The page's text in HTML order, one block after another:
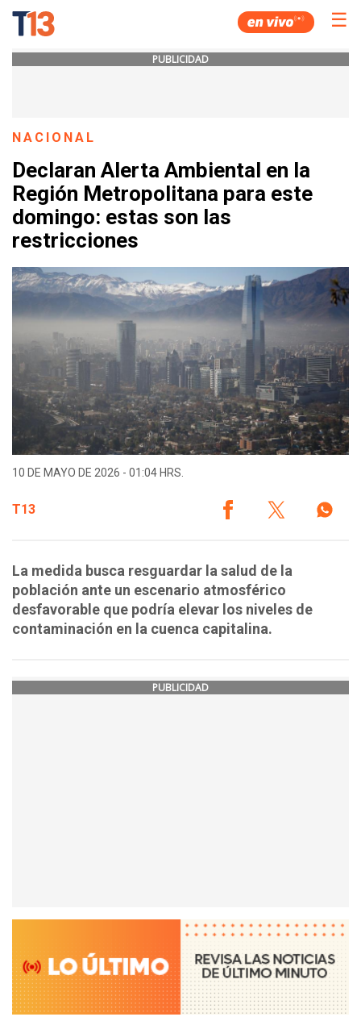
☰
PUBLICIDAD
NACIONAL
Declaran Alerta Ambiental en la
Región Metropolitana para este
domingo: estas son las
restricciones
10 DE MAYO DE 2026 - 01:04 HRS.
T13
La medida busca resguardar la salud de la
población ante un escenario atmosférico
desfavorable que podría elevar los niveles de
contaminación en la cuenca capitalina.
PUBLICIDAD